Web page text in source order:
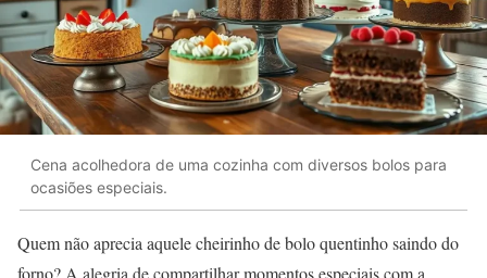
Cena acolhedora de uma cozinha com diversos bolos para
ocasiões especiais.
Quem não aprecia aquele cheirinho de bolo quentinho saindo do
forno? A alegria de compartilhar momentos especiais com a